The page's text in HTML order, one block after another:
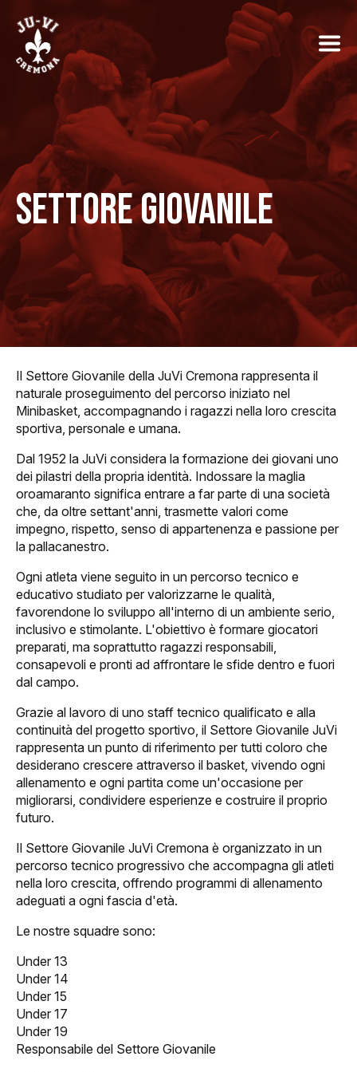
SETTORE GIOVANILE
Storia
Squadra 25/26
Organigramma
Safe Guarding
Classifica
Calendario
JuVi Sponsor
Biglietti
Abbonamenti
Il Settore Giovanile della JuVi Cremona rappresenta il
naturale proseguimento del percorso iniziato nel
Minibasket, accompagnando i ragazzi nella loro crescita
sportiva, personale e umana.
Dal 1952 la JuVi considera la formazione dei giovani uno
dei pilastri della propria identità. Indossare la maglia
oroamaranto significa entrare a far parte di una società
che, da oltre settant'anni, trasmette valori come
impegno, rispetto, senso di appartenenza e passione per
la pallacanestro.
Ogni atleta viene seguito in un percorso tecnico e
educativo studiato per valorizzarne le qualità,
favorendone lo sviluppo all'interno di un ambiente serio,
inclusivo e stimolante. L'obiettivo è formare giocatori
preparati, ma soprattutto ragazzi responsabili,
consapevoli e pronti ad affrontare le sfide dentro e fuori
dal campo.
Grazie al lavoro di uno staff tecnico qualificato e alla
continuità del progetto sportivo, il Settore Giovanile JuVi
rappresenta un punto di riferimento per tutti coloro che
desiderano crescere attraverso il basket, vivendo ogni
allenamento e ogni partita come un'occasione per
migliorarsi, condividere esperienze e costruire il proprio
futuro.
Il Settore Giovanile JuVi Cremona è organizzato in un
percorso tecnico progressivo che accompagna gli atleti
nella loro crescita, offrendo programmi di allenamento
adeguati a ogni fascia d'età.
Le nostre squadre sono:
Under 13
Under 14
Under 15
Under 17
Under 19
Responsabile del Settore Giovanile